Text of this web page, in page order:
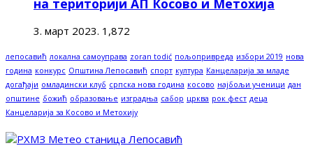
3. март 2023. 1,872
лепосавић локална самоуправа zoran todić пољопривреда избори 2019 нова
година конкурс Општина Лепосавић спорт култура Канцеларија за младе
догађаји омладински клуб српска нова година косово најбољи ученици дан
општине божић образовање изградња сабор црква рок фест деца
Канцеларија за Косово и Метохију